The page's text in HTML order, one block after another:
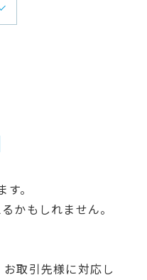
。
かもしれません。
取引先様に対応し